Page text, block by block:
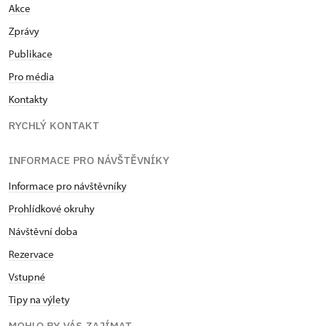
Akce
Zprávy
Publikace
Pro média
Kontakty
RYCHLÝ KONTAKT
INFORMACE PRO NÁVŠTĚVNÍKY
Informace pro návštěvníky
Prohlídkové okruhy
Návštěvní doba
Rezervace
Vstupné
Tipy na výlety